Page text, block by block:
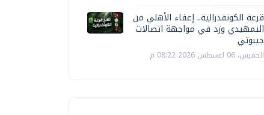
قرعة الكونفدرالية.. إعفاء الأهلي من
التمهيدي وزد في مواجهة اتصالات
جيبوتي
الخميس، 06 اغسطس 2026 08:22 م